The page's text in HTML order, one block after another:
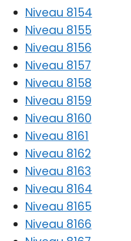
Niveau 8154
Niveau 8155
Niveau 8156
Niveau 8157
Niveau 8158
Niveau 8159
Niveau 8160
Niveau 8161
Niveau 8162
Niveau 8163
Niveau 8164
Niveau 8165
Niveau 8166